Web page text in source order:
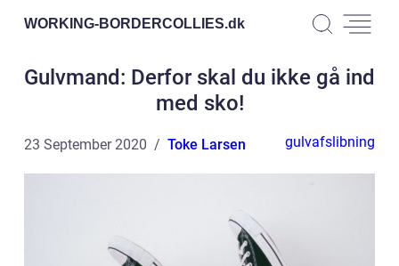
WORKING-BORDERCOLLIES.dk
Gulvmand: Derfor skal du ikke gå ind
med sko!
23 September 2020 Toke Larsen gulvafslibning